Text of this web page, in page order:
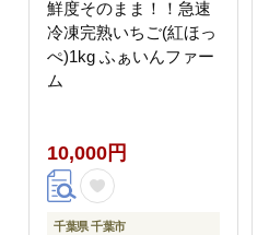
鮮度そのまま！！急速
冷凍完熟いちご(紅ほっ
ぺ)1kg ふぁいんファー
ム
10,000円
千葉県 千葉市